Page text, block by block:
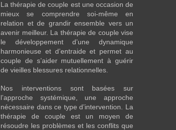
La thérapie de couple est une occasion de
mieux se comprendre soi-même en
relation et de grandir ensemble vers un
avenir meilleur. La thérapie de couple vise
le développement d’une dynamique
harmonieuse et d’entraide et permet au
couple de s’aider mutuellement à guérir
de vieilles blessures relationnelles.
Nos interventions sont basées sur
l’approche systémique, une approche
nécessaire dans ce type d’intervention. La
thérapie de couple est un moyen de
résoudre les problèmes et les conflits que